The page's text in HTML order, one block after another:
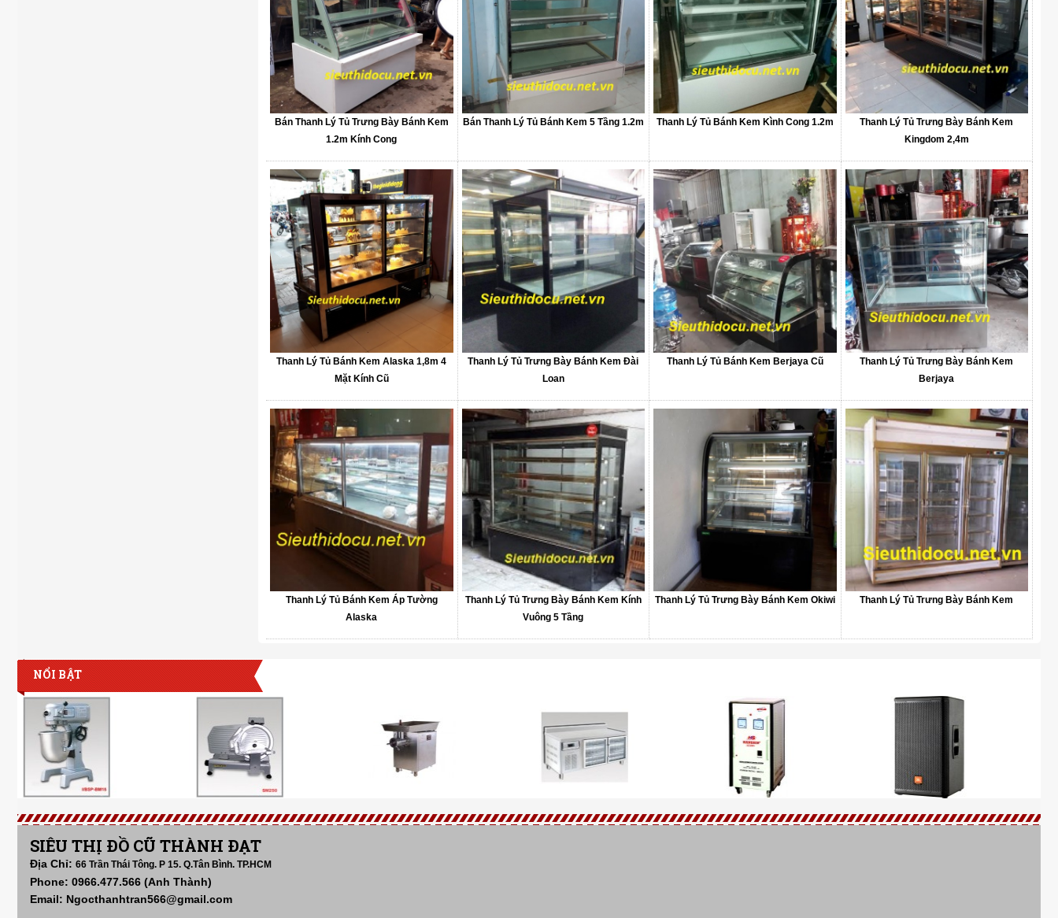
Bán Thanh Lý Tủ Trưng Bày Bánh Kem
1.2m Kính Cong
Bán Thanh Lý Tủ Bánh Kem 5 Tầng 1.2m Thanh Lý Tủ Bánh Kem Kình Cong 1.2m
Thanh Lý Tủ Trưng Bày Bánh Kem
Kingdom 2,4m
Thanh Lý Tủ Bánh Kem Alaska 1,8m 4
Mặt Kính Cũ
Thanh Lý Tủ Trưng Bày Bánh Kem Đài
Loan
Thanh Lý Tủ Bánh Kem Berjaya Cũ
Thanh Lý Tủ Trưng Bày Bánh Kem
Berjaya
Thanh Lý Tủ Bánh Kem Áp Tường
Alaska
Thanh Lý Tủ Trưng Bày Bánh Kem Kính
Vuông 5 Tầng
Thanh Lý Tủ Trưng Bày Bánh Kem Okiwi Thanh Lý Tủ Trưng Bày Bánh Kem
NỔI BẬT
SIÊU THỊ ĐỒ CŨ THÀNH ĐẠT
Địa Chỉ: 66 Trần Thái Tông. P 15. Q.Tân Bình. TP.HCM
Phone: 0966.477.566 (Anh Thành)
Email: Ngocthanhtran566@gmail.com